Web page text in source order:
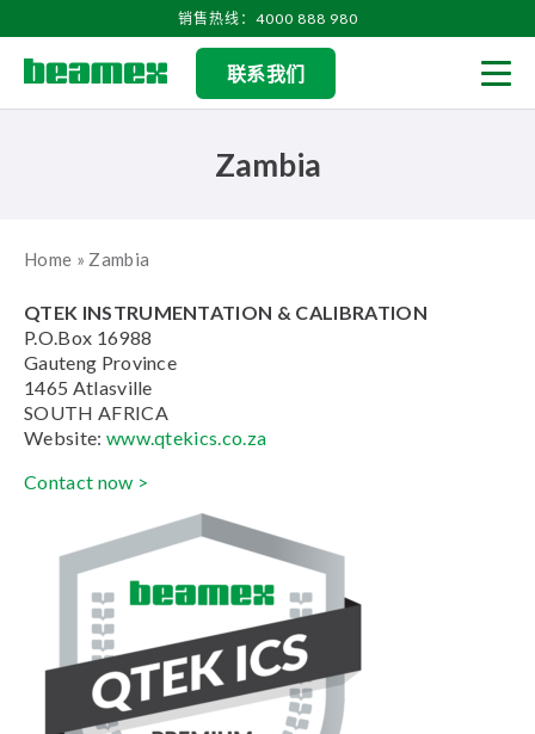
销售热线：4000 888 980
联系我们
Zambia
Home » Zambia
QTEK INSTRUMENTATION & CALIBRATION
P.O.Box 16988
Gauteng Province
1465 Atlasville
SOUTH AFRICA
Website: www.qtekics.co.za
Contact now >